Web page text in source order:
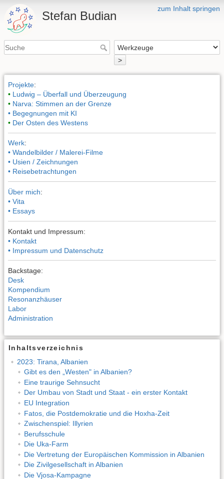
zum Inhalt springen
Stefan Budian
>
Projekte:
• Ludwig – Überfall und Überzeugung
• Narva: Stimmen an der Grenze
• Begegnungen mit KI
• Der Osten des Westens
Werk:
• Wandelbilder / Malerei-Filme
• Usien / Zeichnungen
• Reisebetrachtungen
Über mich:
• Vita
• Essays
Kontakt und Impressum:
• Kontakt
• Impressum und Datenschutz
Backstage:
Desk
Kompendium
Resonanzhäuser
Labor
Administration
Inhaltsverzeichnis
2023: Tirana, Albanien
Gibt es den „Westen" in Albanien?
Eine traurige Sehnsucht
Der Umbau von Stadt und Staat - ein erster Kontakt
EU Integration
Fatos, die Postdemokratie und die Hoxha-Zeit
Zwischenspiel: Illyrien
Berufsschule
Die Uka-Farm
Die Vertretung der Europäischen Kommission in Albanien
Die Zivilgesellschaft in Albanien
Die Vjosa-Kampagne